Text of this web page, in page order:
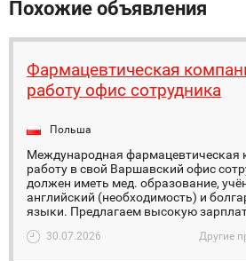
Похожие объявления
Фармацевтическая
работу офис сотрудника
Польша
Международная фармацевтическая
работу в свой Варшавский офис
должен иметь мед. образование,
английский (необходимость) и
языки. Предлагаем высокую
30.07.2026 Другие